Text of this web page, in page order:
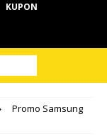
KUPON
Promo Samsung